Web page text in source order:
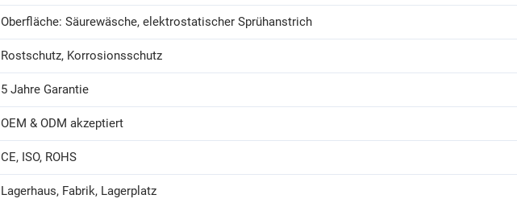
Oberfläche: Säurewäsche, elektrostatischer Sprühanstrich
Rostschutz, Korrosionsschutz
5 Jahre Garantie
OEM & ODM akzeptiert
CE, ISO, ROHS
Lagerhaus, Fabrik, Lagerplatz